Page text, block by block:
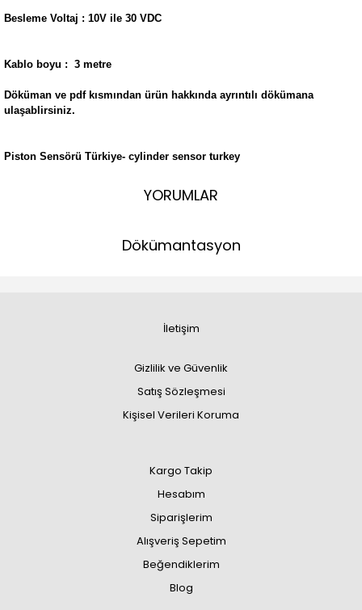
Besleme Voltaj : 10V ile 30 VDC
Kablo boyu : 3 metre
Döküman ve pdf kısmından ürün hakkında ayrıntılı dökümana
ulaşablirsiniz.
Piston Sensörü Türkiye- cylinder sensor turkey
YORUMLAR
Dökümantasyon
İletişim
Gizlilik ve Güvenlik
Satış Sözleşmesi
Kişisel Verileri Koruma
Kargo Takip
Hesabım
Siparişlerim
Alışveriş Sepetim
Beğendiklerim
Blog